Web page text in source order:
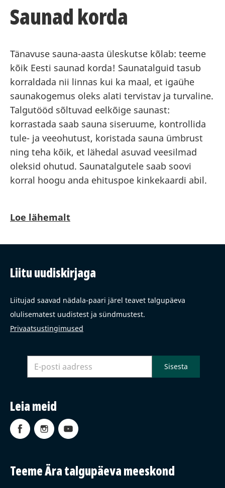
Saunad korda
Tänavuse sauna-aasta üleskutse kõlab: teeme
kõik Eesti saunad korda! Saunatalguid tasub
korraldada nii linnas kui ka maal, et igaühe
saunakogemus oleks alati tervistav ja turvaline.
Talgutööd sõltuvad eelkõige saunast:
korrastada saab sauna siseruume, kontrollida
tule- ja veeohutust, koristada sauna ümbrust
ning teha kõik, et lähedal asuvad veesilmad
oleksid ohutud. Saunatalgutele saab soovi
korral hoogu anda ehituspoe kinkekaardi abil.
Loe lähemalt
Liitu uudiskirjaga
Liitujad saavad nädala-paari järel teavet talgupäeva
olulisematest uudistest ja sündmustest.
Privaatsustingimused
Leia meid
Teeme Ära talgupäeva meeskond